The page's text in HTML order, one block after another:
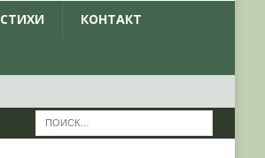
СТИХИ КОНТАКТ